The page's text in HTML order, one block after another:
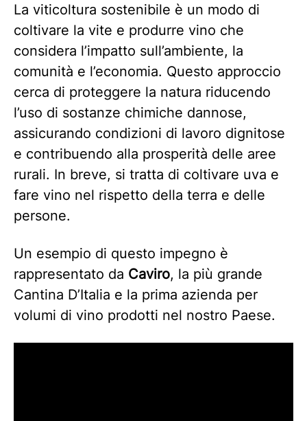
La viticoltura sostenibile è un modo di
coltivare la vite e produrre vino che
considera l’impatto sull’ambiente, la
comunità e l’economia. Questo approccio
cerca di proteggere la natura riducendo
l’uso di sostanze chimiche dannose,
assicurando condizioni di lavoro dignitose
e contribuendo alla prosperità delle aree
rurali. In breve, si tratta di coltivare uva e
fare vino nel rispetto della terra e delle
persone.
Un esempio di questo impegno è
rappresentato da Caviro, la più grande
Cantina D’Italia e la prima azienda per
volumi di vino prodotti nel nostro Paese.